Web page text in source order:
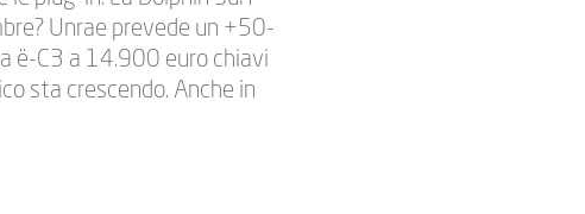
Unrae prevede un +50-
ë-C3 a 14.900 euro chiavi
sta crescendo. Anche in